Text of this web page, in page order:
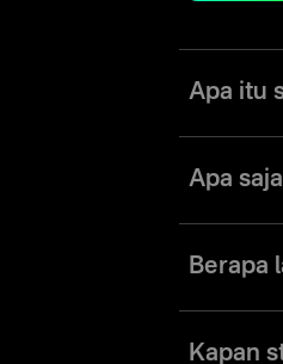
Apa itu
tertentu.
Apa
peluang
layanan
Berapa
manfaatnya
Kapan